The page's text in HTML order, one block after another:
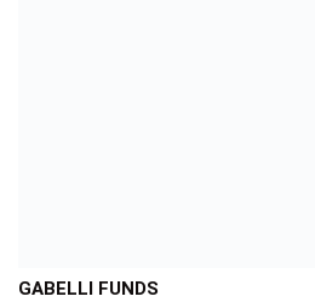
GABELLI FUNDS